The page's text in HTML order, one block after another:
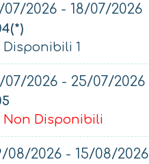
07/2026 - 18/07/2026
Disponibili 1
07/2026 - 25/07/2026
Non Disponibili
08/2026 - 15/08/2026